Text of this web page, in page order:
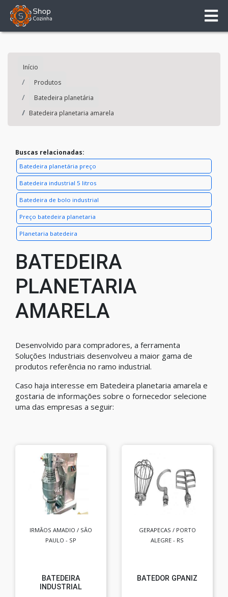
Início
Produtos
Batedeira planetária
Batedeira planetaria amarela
Buscas relacionadas:
Batedeira planetária preço
Batedeira industrial 5 litros
Batedeira de bolo industrial
Preço batedeira planetaria
Planetaria batedeira
BATEDEIRA
PLANETARIA
AMARELA
Desenvolvido para compradores, a ferramenta
Soluções Industriais desenvolveu a maior gama de
produtos referência no ramo industrial.
Caso haja interesse em Batedeira planetaria amarela e
gostaria de informações sobre o fornecedor selecione
uma das empresas a seguir:
IRMÃOS AMADIO / SÃO
PAULO - SP
BATEDEIRA
INDUSTRIAL
GERAPECAS / PORTO
ALEGRE - RS
BATEDOR GPANIZ